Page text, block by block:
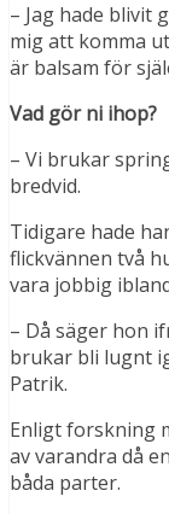
– Jag hade blivit
mig att komma
är balsam för
Vad gör ni ihop?
– Vi brukar
bredvid.
Tidigare hade
flickvännen två
vara jobbig
– Då säger hon
brukar bli lugnt
Patrik.
Enligt forskning
av varandra då
båda parter.